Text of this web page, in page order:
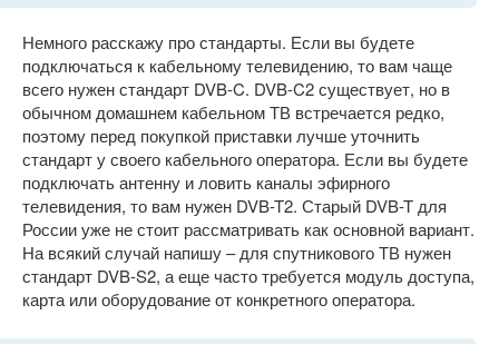
Немного расскажу про стандарты. Если вы будете
подключаться к кабельному телевидению, то вам чаще
всего нужен стандарт DVB-C. DVB-C2 существует, но в
обычном домашнем кабельном ТВ встречается редко,
поэтому перед покупкой приставки лучше уточнить
стандарт у своего кабельного оператора. Если вы будете
подключать антенну и ловить каналы эфирного
телевидения, то вам нужен DVB-T2. Старый DVB-T для
России уже не стоит рассматривать как основной вариант.
На всякий случай напишу – для спутникового ТВ нужен
стандарт DVB-S2, а еще часто требуется модуль доступа,
карта или оборудование от конкретного оператора.